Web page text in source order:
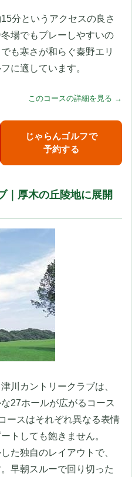
分というアクセスの良さ
場でもプレーしやすいの
も寒さが和らぐ秦野エリ
に適しています。
このコースの詳細を見る →
じゃらんゴルフで
予約する
｜厚木の丘陵地に展開
川カントリークラブは、
27ホールが広がるコース
ースはそれぞれ異なる表情
ートしても飽きません。
た独自のレイアウトで、
早朝スルーで回り切った